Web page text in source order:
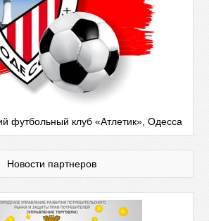
футбольный клуб «Атлетик», Одесса
Новости партнеров